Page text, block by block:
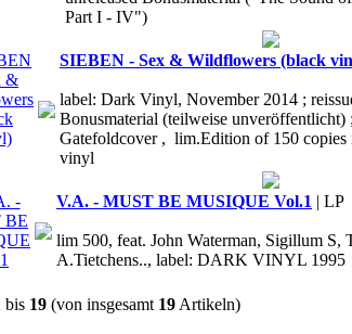
Part I - IV")
SIEBEN - Sex & Wildflowers (black
label: Dark Vinyl, November 2014 ;
Bonusmaterial (teilweise unveröffentlicht) ;
Gatefoldcover , lim.Edition of 150
vinyl
V.A. - MUST BE MUSIQUE Vol.1 | LP
lim 500, feat. John Waterman, Sigillum S,
A.Tietchens.., label: DARK VINYL 1995
bis 19 (von insgesamt 19 Artikeln)